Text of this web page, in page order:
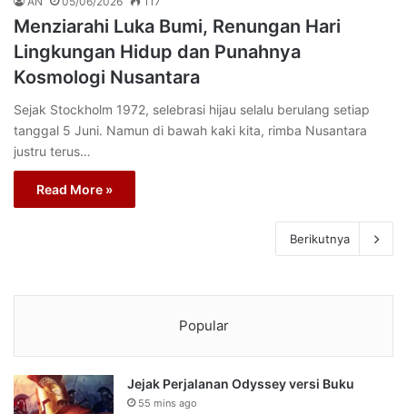
Menziarahi Luka Bumi, Renungan Hari
Lingkungan Hidup dan Punahnya
Kosmologi Nusantara
Sejak Stockholm 1972, selebrasi hijau selalu berulang setiap
tanggal 5 Juni. Namun di bawah kaki kita, rimba Nusantara
justru terus…
Read More »
Berikutnya
Popular
Jejak Perjalanan Odyssey versi Buku
55 mins ago